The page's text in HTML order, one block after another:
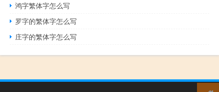
鸿字繁体字怎么写
罗字的繁体字怎么写
庄字的繁体字怎么写